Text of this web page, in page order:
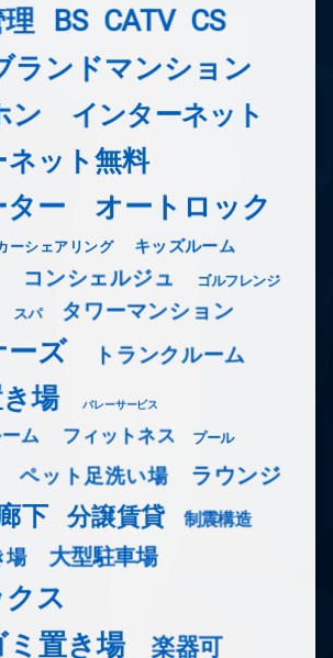
BS CATV CS
ランドマンション
ン インターネット
ネット無料
ー オートロック
ーシェアリング キッズルーム
コンシェルジュ ゴルフレンジ
スパ タワーマンション
ーズ トランクルーム
場 バレーサービス
ム フィットネス プール
ペット足洗い場 ラウンジ
下 分譲賃貸 制震構造
場 大型駐車場
ス
ミ置き場
楽器可